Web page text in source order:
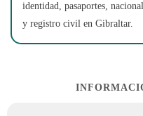
identidad, pasaportes,
y registro civil en Gibraltar.